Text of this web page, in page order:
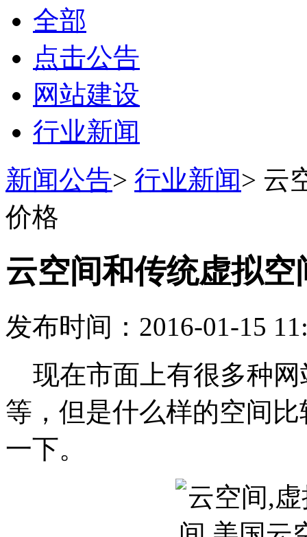
全部
点击公告
网站建设
行业新闻
新闻公告> 行业新闻> 云
价格
云空间和传统虚拟
发布时间：2016-01-15
现在市面上有很多种网
等，但是什么样的空间
一下。